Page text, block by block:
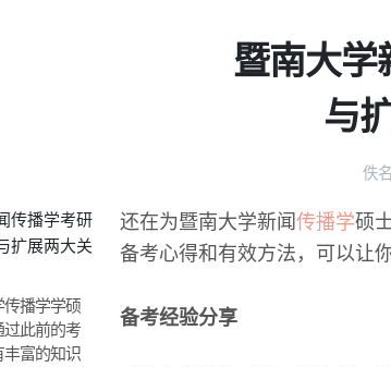
暨南大学
与
佚名
传播学考研
扩展两大关
播学学硕
此前的考
富的知识
还在为暨南大学新闻 传播学硕
备考心得和有效方法，可以让
备考经验分享